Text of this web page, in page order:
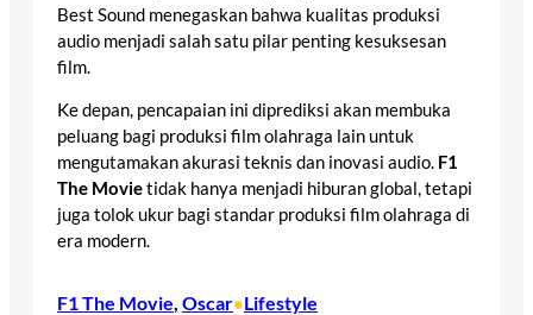
Best Sound menegaskan bahwa kualitas produksi
audio menjadi salah satu pilar penting kesuksesan
film.
Ke depan, pencapaian ini diprediksi akan membuka
peluang bagi produksi film olahraga lain untuk
mengutamakan akurasi teknis dan inovasi audio. F1
The Movietidak hanya menjadi hiburan global, tetapi
juga tolok ukur bagi standar produksi film olahraga di
era modern.
F1 The Movie, Oscar•Lifestyle